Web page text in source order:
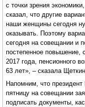
с точки зрения
сказал, что другие
наши женщины сегодня
оказывать. Поэтому
сегодня на совещании и
постепенное повышение,
2017 года, пенсионного
63 лет», – сказала
Напомним, что
пятницу на совещании
подписать документы,